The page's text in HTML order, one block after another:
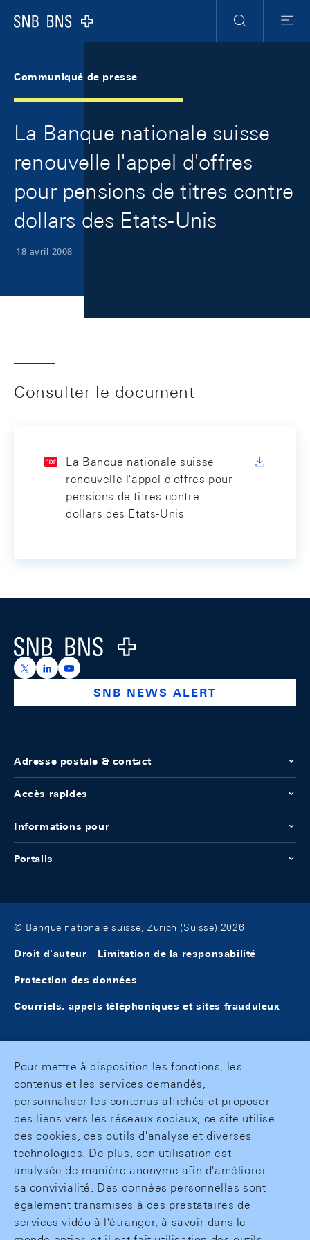
Logo
RechercheMenu
Communiqué de presse
La Banque nationale suisse
renouvelle l'appel d'offres
pour pensions de titres contre
dollars des Etats-Unis
18 avril 2008
Consulter le document
La Banque nationale suisse
renouvelle l'appel d'offres pour
pensions de titres contre
dollars des Etats-Unis
Logo
https://x.com/snb_bns
https://ch.linkedin.com/company/swiss-national-
https://www.youtube.com/@swissnationalbank
SNB NEWS ALERT
Adresse postale & contact
Accès rapides
Informations pour
Portails
© Banque nationale suisse, Zurich (Suisse) 2026
Droit d'auteur Limitation de la responsabilité
Protection des données
Courriels, appels téléphoniques et sites frauduleux
Pour mettre à disposition les fonctions, les
contenus et les services demandés,
personnaliser les contenus affichés et proposer
des liens vers les réseaux sociaux, ce site utilise
des cookies, des outils d'analyse et diverses
technologies. De plus, son utilisation est
analysée de manière anonyme afin d'améliorer
sa convivialité. Des données personnelles sont
également transmises à des prestataires de
services vidéo à l'étranger, à savoir dans le